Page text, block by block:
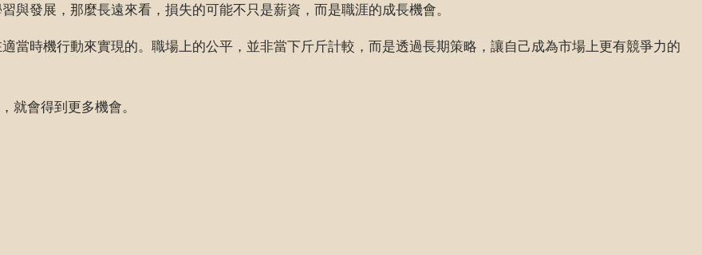
與發展，那麼長遠來看，損失的可能不只是薪資，而是職涯的成長機會。
當時機行動來實現的。職場上的公平，並非當下斤斤計較，而是透過長期策略，讓自己成為市場上更有競爭力的
就會得到更多機會。